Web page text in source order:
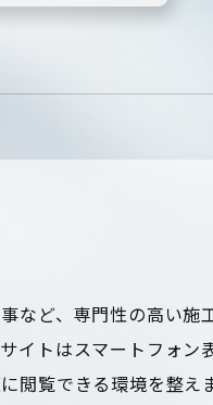
など、専門性の高い施
イトはスマートフォン
閲覧できる環境を整え